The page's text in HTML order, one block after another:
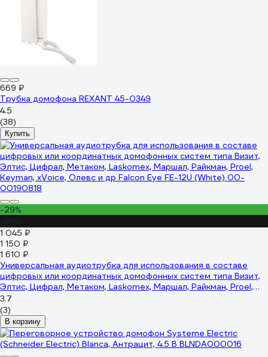
669 ₽
Трубка домофона REXANT 45-0349
4.5
(38)
Купить
-29%
1 045 ₽
1 150 ₽
1 610 ₽
Универсальная аудиотрубка для использования в составе
цифровых или координатных домофонных систем типа Визит,
Элтис, Цифрал, Метаком, Laskomex, Маршал, Райкман, Proel,
Keyman, xVoice, Олевс и др Falcon Eye FE-12U (White) 00-
00190818
3.7
(3)
В корзину